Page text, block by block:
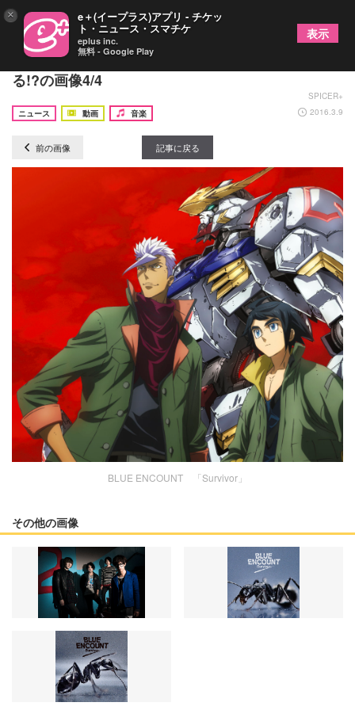
BLUE ENCOUNT ミッションクリアでライヴが見れ
る!?の画像4/4
SPICER+
ニュース
動画 音楽 2016.3.9
前の画像 記事に戻る
BLUE ENCOUNT 「Survivor」
その他の画像
× e＋(イープラス)アプリ - チケッ
ト・ニュース・スマチケ
eplus inc.
無料 - Google Play
表示